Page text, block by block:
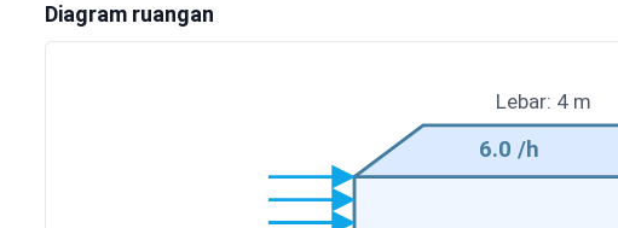
Diagram ruangan
Lebar: 4 m
6.0 /h